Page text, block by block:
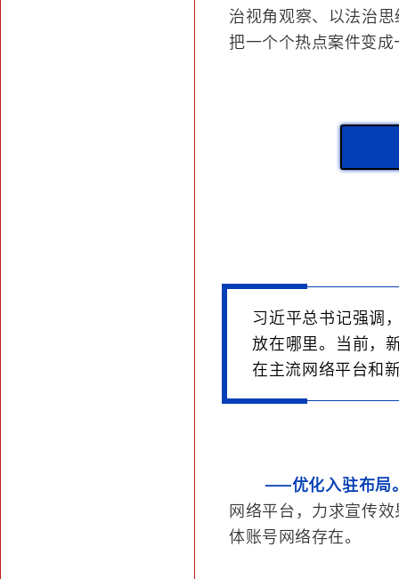
治视角观察、以法治
把一个个热点案件变
习近平总书记强调
放在哪里。当前，
在主流网络平台和
——优化入驻布局
网络平台，力求宣传
体账号网络存在。